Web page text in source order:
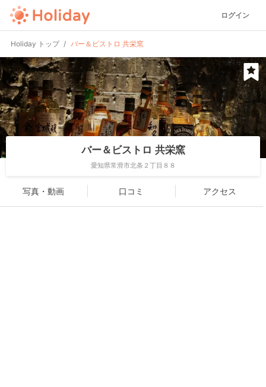
ログイン
Holiday トップ バー＆ビストロ 共栄窯
バー＆ビストロ 共栄窯
愛知県常滑市北条２丁目８８
写真・動画 口コミ アクセス